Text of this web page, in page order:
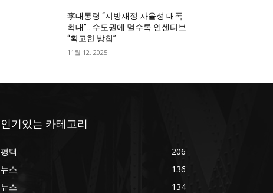
李대통령 “지방재정 자율성 대폭
확대”…수도권에 멀수록 인센티브
“확고한 방침”
11월 12, 2025
인기있는 카테고리
평택
206
뉴스
136
뉴스
134